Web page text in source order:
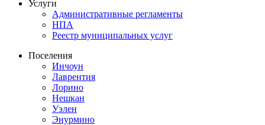
Услуги
Административные регламенты
НПА
Реестр муниципальных услуг
Поселения
Инчоун
Лаврентия
Лорино
Нешкан
Уэлен
Энурмино